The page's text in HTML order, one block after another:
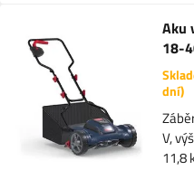
Aku
18-
dní)
V,
11,8